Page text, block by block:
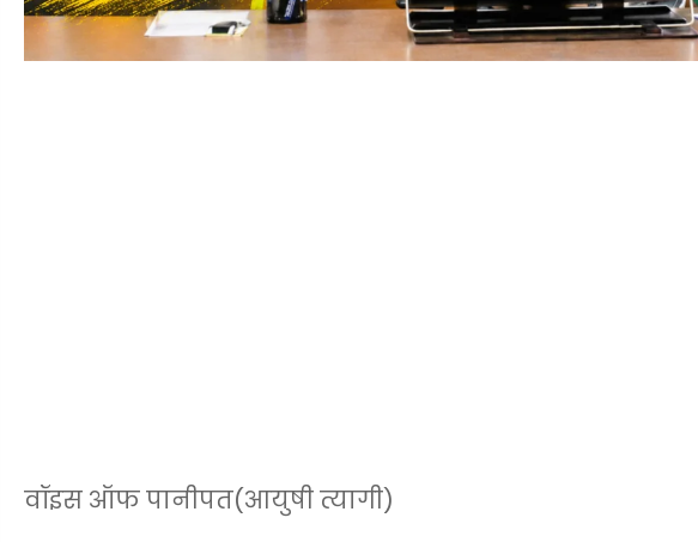
वॉइस ऑफ पानीपत(आयुषी त्यागी)